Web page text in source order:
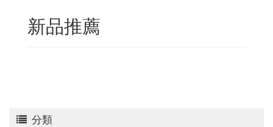
分類
新品推薦